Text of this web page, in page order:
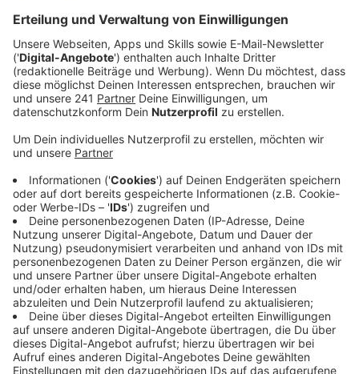
übergegriffen.
Veröffentlicht:Mittwoch, 20.12.2023 12:54
Anzeige
Zum Glück ist niemand verletzt worden, aber die
beiden Häuser sind jetzt unbewohnbar.
Kurz vor Weihnachten stehen zwei Familien nun ohne
Wohnung da. Eine kann bei Verwandten wohnen, die
andere, eine sechsköpfige Familie, sucht dringend ein
vorübergehendes Zuhause. Wer Wohnraum kurzfristig
zur Verfügung stellen kann – gerne auch in Ohl oder
Umgebung - soll sich bitte bei dem Ordnungsamt der
Stadt Wipperfürth melden. Auch Sachspenden wie
Möbel oder Kleidung für die Familie, darunter vier
Kinder, werden vom Bürgerverein Ohl-Klaswipper